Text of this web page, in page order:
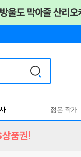
젊은 작가
품권!